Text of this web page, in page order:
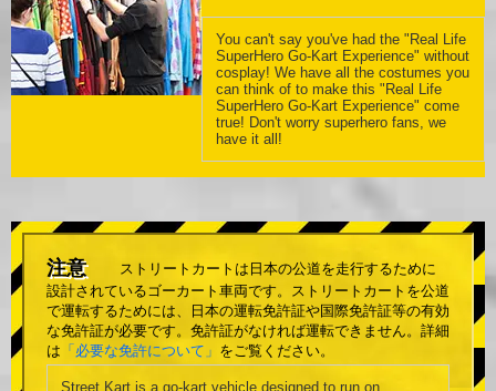
You can't say you've had the "Real Life
SuperHero Go-Kart Experience" without
cosplay! We have all the costumes you
can think of to make this "Real Life
SuperHero Go-Kart Experience" come
true! Don't worry superhero fans, we
have it all!
注意
ストリートカートは日本の公道を走行するために
設計されているゴーカート車両です。ストリートカートを公道
で運転するためには、日本の運転免許証や国際免許証等の有効
な免許証が必要です。免許証がなければ運転できません。詳細
は 「必要な免許について」 をご覧ください。
Street Kart is a go-kart vehicle designed to run on